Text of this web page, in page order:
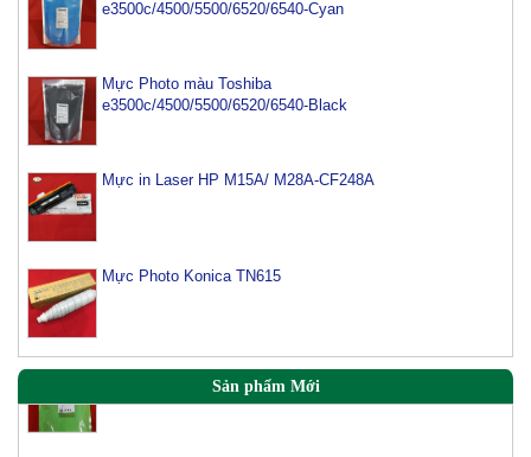
e3500c/4500/5500/6520/6540-Cyan
Mực Photo màu Toshiba
e3500c/4500/5500/6520/6540-Black
Mực in Laser HP M15A/ M28A-CF248A
Mực Photo Konica TN615
Sản phẩm Mới
3554SP
Tham Khảo
Tham Khảo